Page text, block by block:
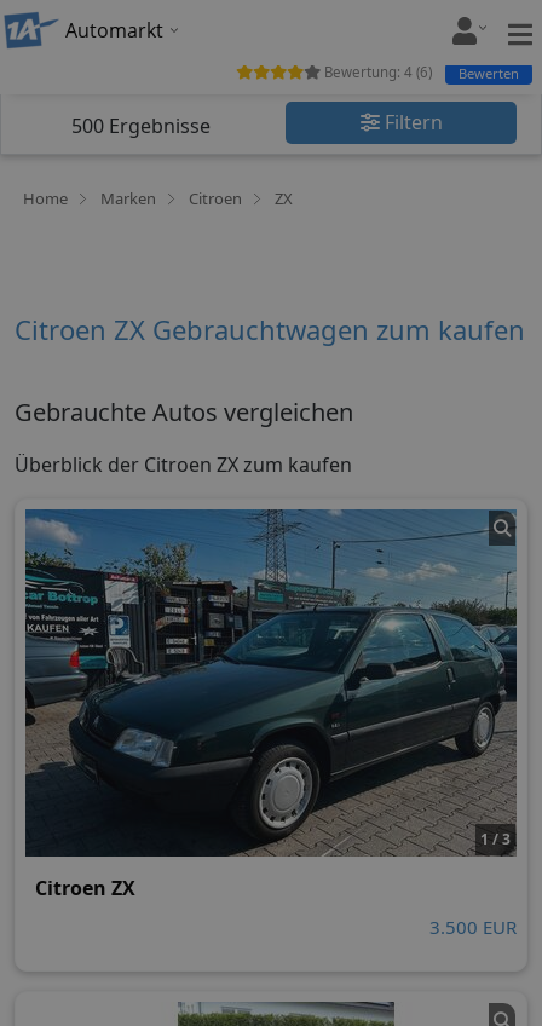
Automarkt
500 Ergebnisse Filtern
Home Marken Citroen ZX
Bewertung: 4 (6) Bewerten
Citroen ZX Gebrauchtwagen zum kaufen
Gebrauchte Autos vergleichen
Überblick der Citroen ZX zum kaufen
1 / 3
Citroen ZX
3.500 EUR